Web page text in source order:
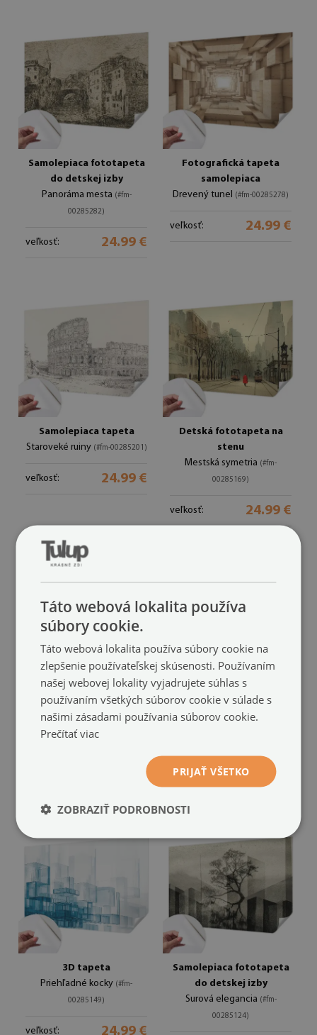
Samolepiaca fototapeta
do detskej izby
Panoráma mesta (#fm-
00285282)
veľkosť: 24.99 €
Fotografická tapeta
samolepiaca
Drevený tunel (#fm-00285278)
veľkosť: 24.99 €
Samolepiaca tapeta
Staroveké ruiny (#fm-00285201)
veľkosť: 24.99 €
Detská fototapeta na
stenu
Mestská symetria (#fm-
00285169)
veľkosť: 24.99 €
3D tapeta
Hrad a most(#fm-00285167)
Samolepiaca fototapeta
do obývačky
veľkosť: 24.99 €
3D tapeta
Priehľadné kocky (#fm-
00285149)
veľkosť: 24.99 €
Samolepiaca fototapeta
do detskej izby
Surová elegancia (#fm-
00285124)
Táto webová lokalita používa
súbory cookie.
Táto webová lokalita používa súbory cookie na
zlepšenie používateľskej skúsenosti. Používaním
našej webovej lokality vyjadrujete súhlas s
používaním všetkých súborov cookie v súlade s
našimi zásadami používania súborov cookie.
Prečítať viac
PRIJAŤ VŠETKO
ZOBRAZIŤ PODROBNOSTI